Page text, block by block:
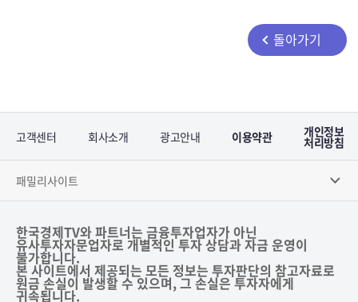
돌아가기
고객센터 회사소개 광고안내 이용약관 개인정보
처리방침
패밀리사이트
한국경제TV와 파트너는 금융투자업자가 아닌
유사투자자문업자로 개별적인 투자 상담과 자금 운영이
불가합니다.
본 사이트에서 제공되는 모든 정보는 투자판단의 참고자료로
원금 손실이 발생할 수 있으며, 그 손실은 투자자에게
귀속됩니다.